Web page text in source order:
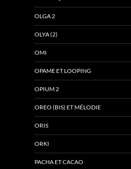
OLGA 2
OLYA (2)
OMI
OPAME ET LOOPING
OPIUM 2
OREO (BIS) ET MÉLODIE
ORIS
ORKI
PACHA ET CACAO